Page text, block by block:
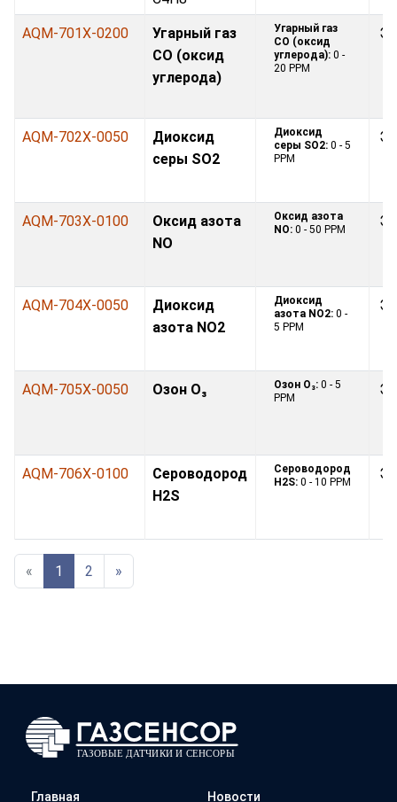
AQM-701X-0200
Угарный газ
CO (оксид
углерода)
Угарный газ
CO (оксид
углерода): 0 -
20 PPM
AQM-702X-0050
Диоксид
серы SO2
Диоксид
серы SO2: 0 - 5
PPM
AQM-703X-0100
Оксид азота
NO
Оксид азота
NO: 0 - 50 PPM
AQM-704X-0050
Диоксид
азота NO2
Диоксид
азота NO2: 0 -
5 PPM
AQM-705X-0050 Озон O₃ Озон O₃: 0 - 5
PPM
AQM-706X-0100
Сероводород
H2S
Сероводород
H2S: 0 - 10 PPM
« 1 2 »
Главная Новости